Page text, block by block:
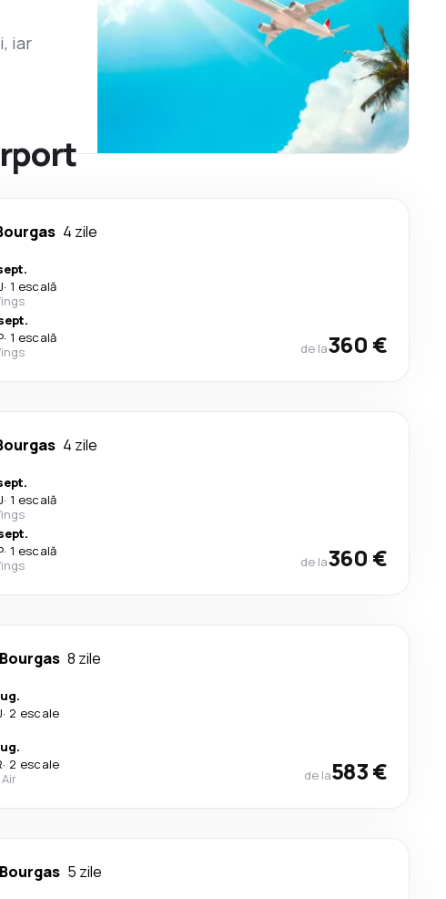
iar
4 zile
· 1 escală
· 1 escală
de la360 €
4 zile
· 1 escală
· 1 escală
de la360 €
Bourgas 8 zile
· 2 escale
· 2 escale
de la583 €
Bourgas 5 zile